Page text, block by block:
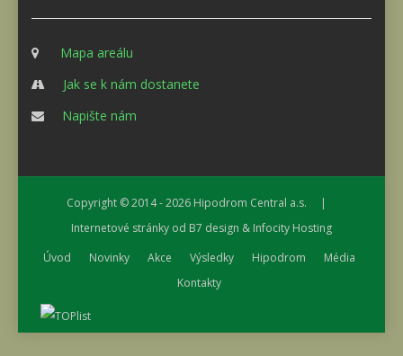
Mapa areálu
Jak se k nám dostanete
Napište nám
Copyright © 2014 - 2026 Hipodrom Central a.s. |
Internetové stránky od B7 design & Infocity Hosting
Úvod
Novinky Akce Výsledky Hipodrom
Média
Kontakty